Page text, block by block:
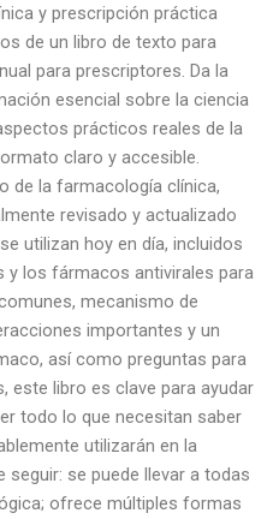
y prescripción práctica
de un libro de texto para
para prescriptores. Da la
esencial sobre la ciencia
prácticos reales de la
claro y accesible.
de la farmacología clínica,
revisado y actualizado
utilizan hoy en día, incluidos
los fármacos antivirales para
mecanismo de
importantes y un
así como preguntas para
libro es clave para ayudar
todo lo que necesitan saber
utilizarán en la
seguir: se puede llevar a todas
ofrece múltiples formas